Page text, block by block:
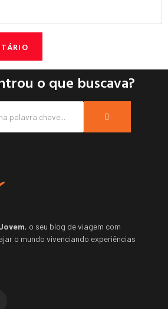
o que buscava?
, o seu blog de viagem com
o mundo vivenciando experiências